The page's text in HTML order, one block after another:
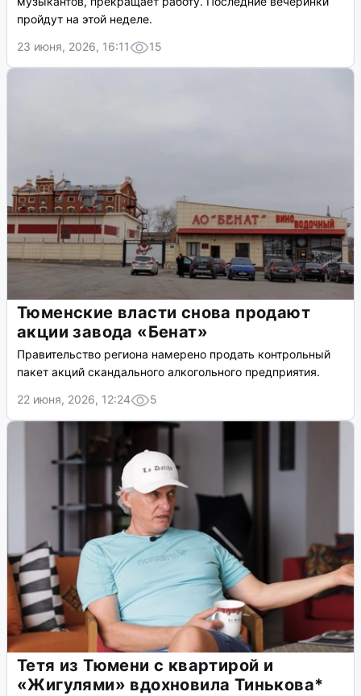
пройдут на этой неделе.
23 июня, 2026, 16:11
15
Тюменские власти снова продают
акции завода «Бенат»
Правительство региона намерено продать контрольный
пакет акций скандального алкогольного предприятия.
22 июня, 2026, 12:24
5
Тетя из Тюмени с квартирой и
«Жигулями» вдохновила Тинькова*